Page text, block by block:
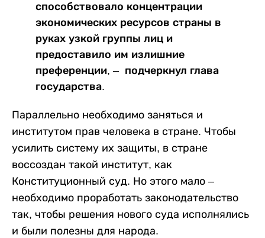
способствовало концентрации
экономических ресурсов страны в
руках узкой группы лиц и
предоставило им излишние
преференции, – подчеркнул глава
государства.
Параллельно необходимо заняться и
институтом прав человека в стране. Чтобы
усилить систему их защиты, в стране
воссоздан такой институт, как
Конституционный суд. Но этого мало –
необходимо проработать законодательство
так, чтобы решения нового суда исполнялись
и были полезны для народа.